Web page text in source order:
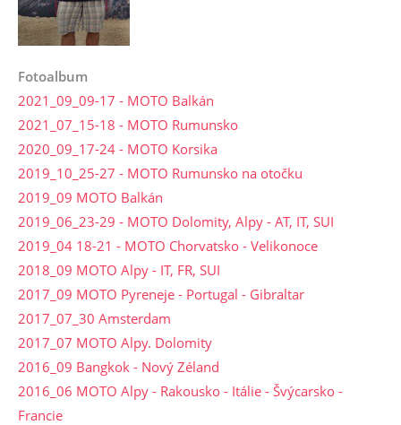
Fotoalbum
2021_09_09-17 - MOTO Balkán
2021_07_15-18 - MOTO Rumunsko
2020_09_17-24 - MOTO Korsika
2019_10_25-27 - MOTO Rumunsko na otočku
2019_09 MOTO Balkán
2019_06_23-29 - MOTO Dolomity, Alpy - AT, IT, SUI
2019_04 18-21 - MOTO Chorvatsko - Velikonoce
2018_09 MOTO Alpy - IT, FR, SUI
2017_09 MOTO Pyreneje - Portugal - Gibraltar
2017_07_30 Amsterdam
2017_07 MOTO Alpy. Dolomity
2016_09 Bangkok - Nový Zéland
2016_06 MOTO Alpy - Rakousko - Itálie - Švýcarsko -
Francie